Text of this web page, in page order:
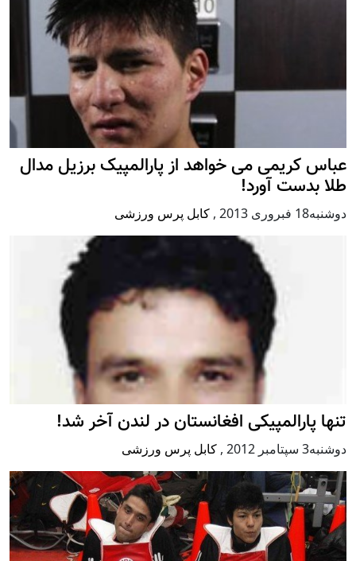
عباس کریمی می خواهد از پارالمپیک برزیل مدال
طلا بدست آورد!
دوشنبه18 فبروری 2013 , کابل پرس ورزشی
تنها پارالمپیکی افغانستان در لندن آخر شد!
دوشنبه3 سپتامبر 2012 , کابل پرس ورزشی